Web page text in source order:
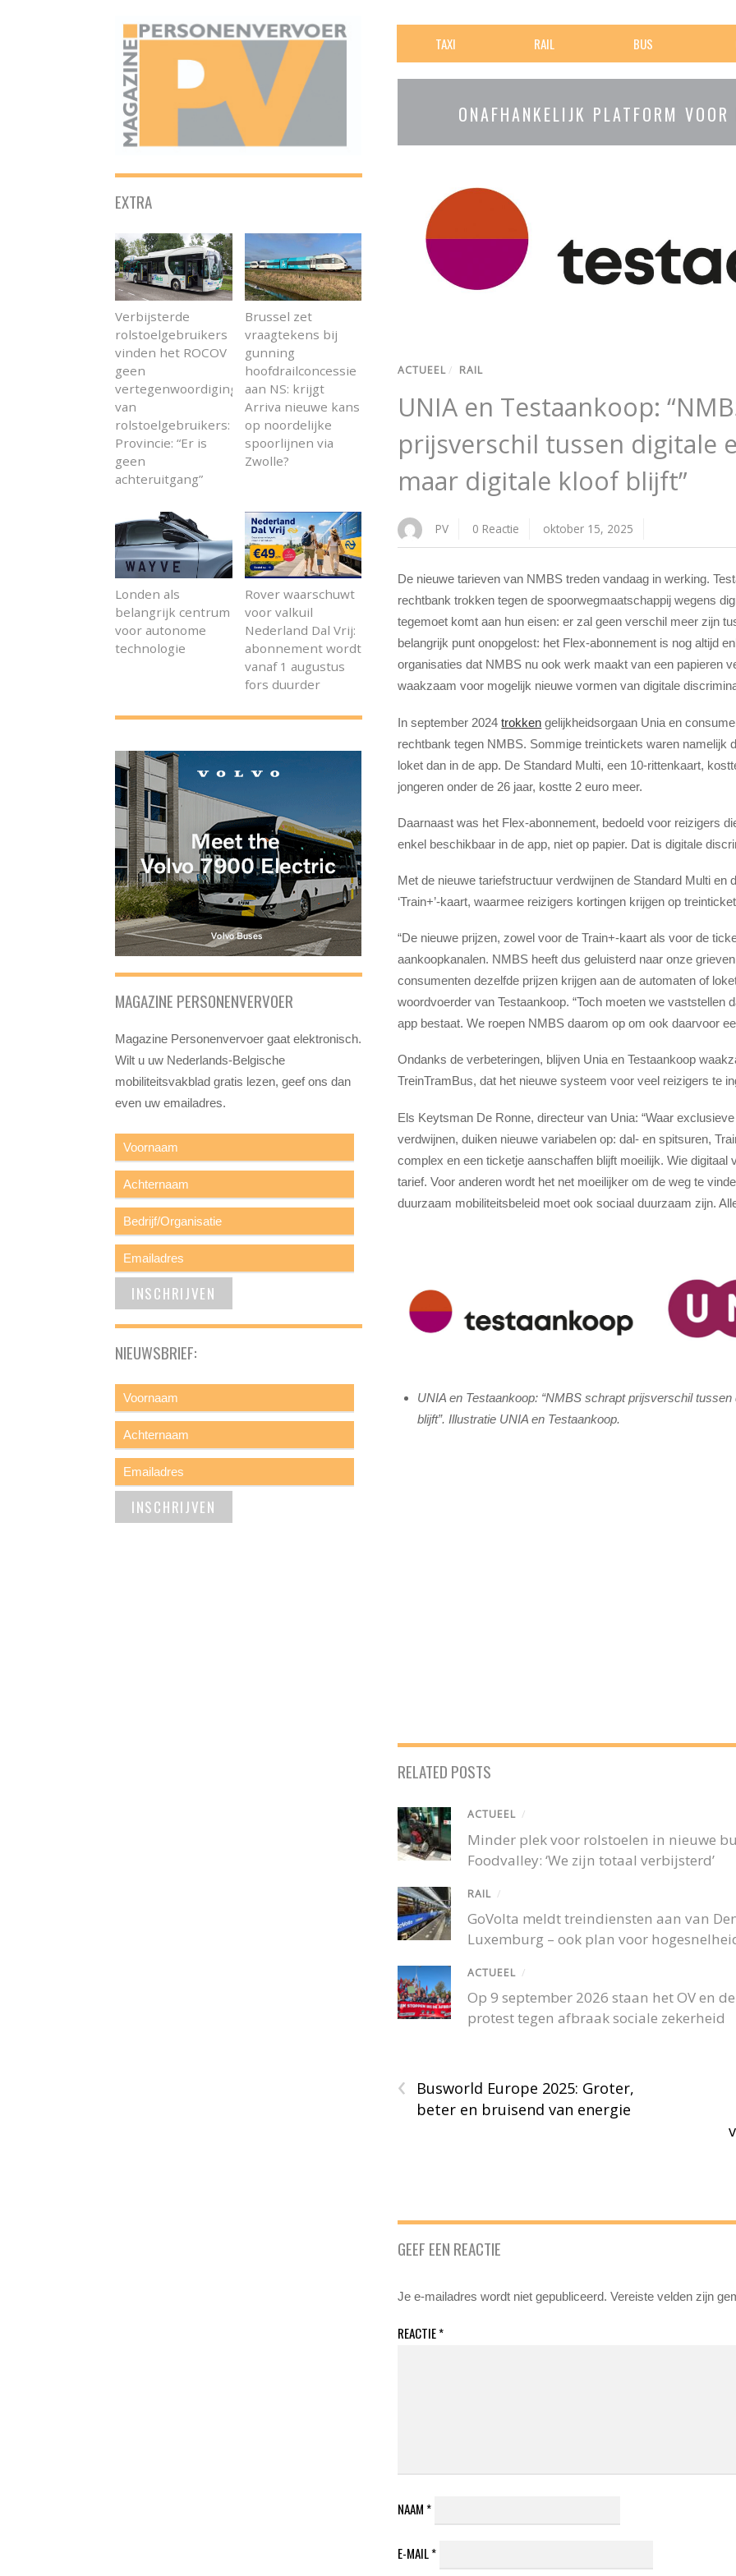
TAXI RAIL BUS
ONAFHANKELIJK PLATFORM VOOR
ACTUEEL/ RAIL
UNIA en Testaankoop:
prijsverschil tussen digitale
maar digitale kloof blijft”
PV 0 Reactie oktober 15, 2025
De nieuwe tarieven van NMBS treden vandaag in werking.
rechtbank trokken tegen de spoorwegmaatschappij wegens
tegemoet komt aan hun eisen: er zal geen verschil meer zijn
belangrijk punt onopgelost: het Flex-abonnement is nog altijd
organisaties dat NMBS nu ook werk maakt van een papieren
waakzaam voor mogelijk nieuwe vormen van digitale
In september 2024trokken gelijkheidsorgaan Unia en
rechtbank tegen NMBS. Sommige treintickets waren namelijk
loket dan in de app. De Standard Multi, een 10-rittenkaart,
jongeren onder de 26 jaar, kostte 2 euro meer.
Daarnaast was het Flex-abonnement, bedoeld voor reizigers
enkel beschikbaar in de app, niet op papier. Dat is digitale
Met de nieuwe tariefstructuur verdwijnen de Standard Multi en
‘Train+’-kaart, waarmee reizigers kortingen krijgen op
“De nieuwe prijzen, zowel voor de Train+-kaart als voor de
aankoopkanalen. NMBS heeft dus geluisterd naar onze
consumenten dezelfde prijzen krijgen aan de automaten of
woordvoerder van Testaankoop. “Toch moeten we vaststellen
app bestaat. We roepen NMBS daarom op om ook daarvoor
Ondanks de verbeteringen, blijven Unia en Testaankoop
TreinTramBus, dat het nieuwe systeem voor veel reizigers te
Els Keytsman De Ronne, directeur van Unia:“Waar
verdwijnen, duiken nieuwe variabelen op: dal- en spitsuren,
complex en een ticketje aanschaffen blijft moeilijk. Wie
tarief. Voor anderen wordt het net moeilijker om de weg te
duurzaam mobiliteitsbeleid moet ook sociaal duurzaam zijn.
UNIA en Testaankoop: “NMBS schrapt prijsverschil
blijft”. Illustratie UNIA en Testaankoop.
RELATED POSTS
ACTUEEL /
Minder plek voor rolstoelen in nieuwe
Foodvalley: ‘We zijn totaal verbijsterd’
RAIL /
GoVolta meldt treindiensten aan van
Luxemburg – ook plan voor
ACTUEEL /
Op 9 september 2026 staan het OV en
protest tegen afbraak sociale zekerheid
‹
Busworld Europe 2025: Groter,
beter en bruisend van energie
GEEF EEN REACTIE
Je e-mailadres wordt niet gepubliceerd. Vereiste velden zijn
REACTIE*
NAAM *
E-MAIL*
EXTRA
Verbijsterde
rolstoelgebruikers
vinden het ROCOV
geen
vertegenwoordiging
van
rolstoelgebruikers:
Provincie: “Er is
geen
achteruitgang”
Brussel zet
vraagtekens bij
gunning
hoofdrailconcessie
aan NS: krijgt
Arriva nieuwe kans
op noordelijke
spoorlijnen via
Zwolle?
Londen als
belangrijk centrum
voor autonome
technologie
Rover waarschuwt
voor valkuil
Nederland Dal Vrij:
abonnement wordt
vanaf 1 augustus
fors duurder
MAGAZINE PERSONENVERVOER
Magazine Personenvervoer gaat elektronisch.
Wilt u uw Nederlands-Belgische
mobiliteitsvakblad gratis lezen, geef ons dan
even uw emailadres.
NIEUWSBRIEF: